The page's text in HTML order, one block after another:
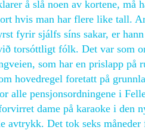
å slå noen av kortene, må
hvis man har flere like tall.
fyrir sjálfs síns sakar, er
torsóttligt fólk. Det var som
som har en prislapp
hovedregel foretatt på
alle pensjonsordningene i
dame på karaoke i den
avtrykk. Det tok seks